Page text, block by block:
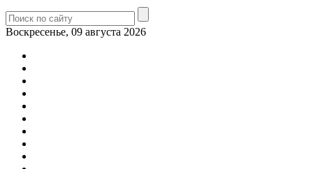
Воскресенье, 09 августа 2026